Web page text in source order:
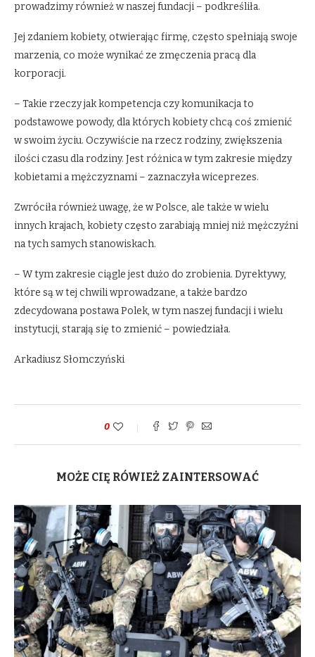
prowadzimy również w naszej fundacji – podkreśliła.
Jej zdaniem kobiety, otwierając firmę, często spełniają swoje
marzenia, co może wynikać ze zmęczenia pracą dla
korporacji.
– Takie rzeczy jak kompetencja czy komunikacja to
podstawowe powody, dla których kobiety chcą coś zmienić
w swoim życiu. Oczywiście na rzecz rodziny, zwiększenia
ilości czasu dla rodziny. Jest różnica w tym zakresie między
kobietami a mężczyznami – zaznaczyła wiceprezes.
Zwróciła również uwagę, że w Polsce, ale także w wielu
innych krajach, kobiety często zarabiają mniej niż mężczyźni
na tych samych stanowiskach.
– W tym zakresie ciągle jest dużo do zrobienia. Dyrektywy,
które są w tej chwili wprowadzane, a także bardzo
zdecydowana postawa Polek, w tym naszej fundacji i wielu
instytucji, starają się to zmienić – powiedziała.
Arkadiusz Słomczyński
0
MOŻE CIĘ RÓWIEŻ ZAINTERSOWAĆ